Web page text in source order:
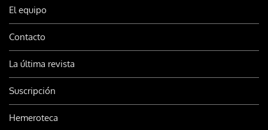
El equipo
Contacto
La última revista
Suscripción
Hemeroteca